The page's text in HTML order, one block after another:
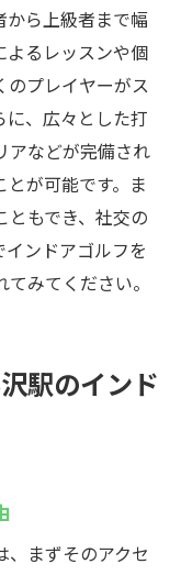
から上級者まで幅
よるレッスンや個
のプレイヤーがス
に、広々とした打
アなどが完備され
が可能です。ま
ともでき、社交の
ンドアゴルフを
みてください。
駅のインド
まずそのアクセ